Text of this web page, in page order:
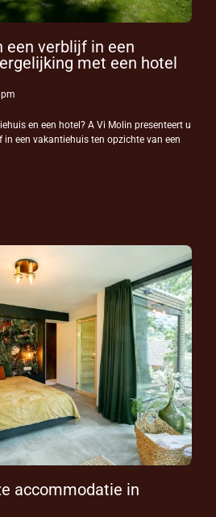
een verblijf in een
met een hotel
en een hotel? A Vi Molin presenteert u
in een vakantiehuis ten opzichte van een
accommodatie in